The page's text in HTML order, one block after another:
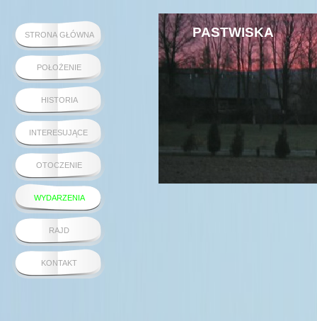
PASTWISKA
STRONA GŁÓWNA
POŁOŻENIE
HISTORIA
INTERESUJĄCE
OTOCZENIE
WYDARZENIA
RAJD
KONTAKT